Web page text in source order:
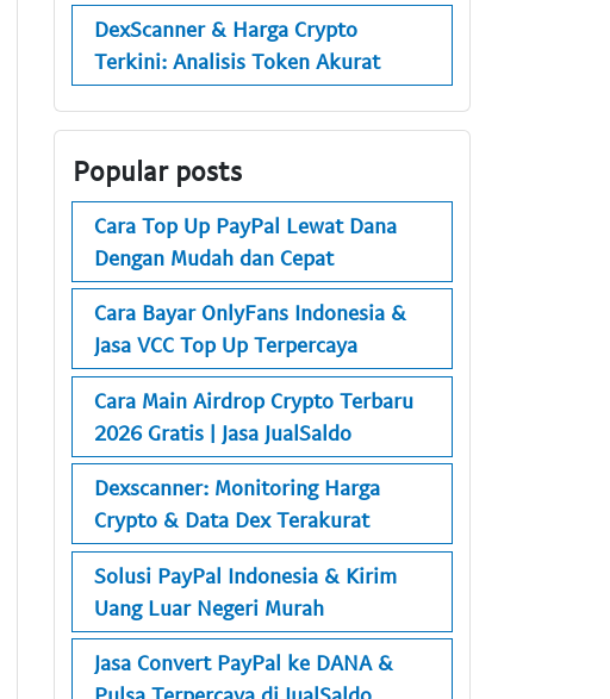
DexScanner & Harga Crypto
Terkini: Analisis Token Akurat
Popular posts
Cara Top Up PayPal Lewat Dana
Dengan Mudah dan Cepat
Cara Bayar OnlyFans Indonesia &
Jasa VCC Top Up Terpercaya
Cara Main Airdrop Crypto Terbaru
2026 Gratis | Jasa JualSaldo
Dexscanner: Monitoring Harga
Crypto & Data Dex Terakurat
Solusi PayPal Indonesia & Kirim
Uang Luar Negeri Murah
Jasa Convert PayPal ke DANA &